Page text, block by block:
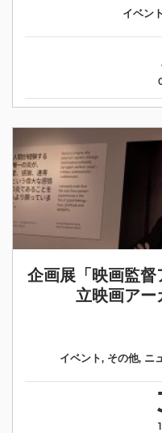
イベント
企画展「映画監督
立映画アー
イベント, その他, ニ